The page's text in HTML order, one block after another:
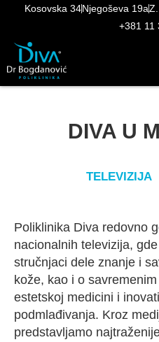
Kosovska 34Njegoševa 19a
+381 11
DIVA U
TELEVIZIJA
Poliklinika Diva redovno
nacionalnih televizija,
stručnjaci dele znanje i
kože, kao i o
estetskoj medicini i
podmlađivanja. Kroz
predstavljamo